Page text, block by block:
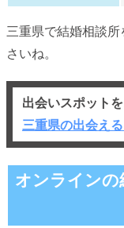
三重県で結婚相談
さいね。
出会いスポット
三重県の出会え
オンラインの